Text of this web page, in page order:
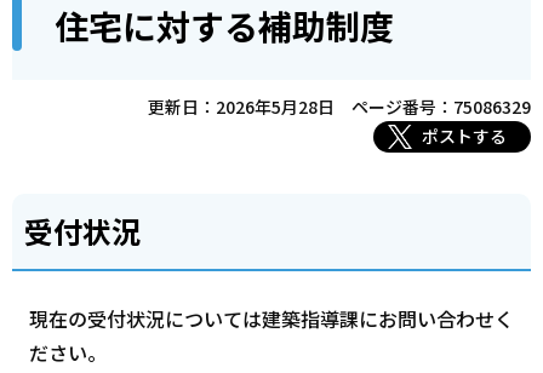
頭
住宅に対する補助制度
更新日：2026年5月28日
ページ番号：75086329
ポストする
受付状況
現在の受付状況については建築指導課にお問い合わせく
ださい。